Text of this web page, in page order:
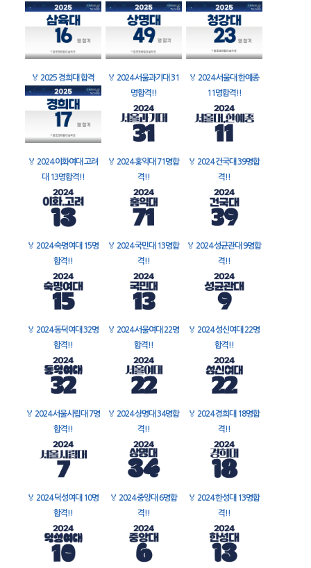
🏅 2025 경희대 합격 🏅 2024 서울과기대 31
명합격!!
🏅 2024 서울대 한예종
11명합격!!
🏅 2024 이화여대 고려
대 13명합격!!
🏅 2024 홍익대 71명합
격!!
🏅 2024 건국대 39명합
격!!
🏅 2024 숙명여대 15명
합격!!
🏅 2024 국민대 13명합
격!!
🏅 2024 성균관대 9명합
격!!
🏅 2024 동덕여대 32명
합격!!
🏅 2024 서울여대 22명
합격!!
🏅 2024 성신여대 22명
합격!!
🏅 2024 서울시립대 7명
합격!!
🏅 2024 상명대 34명합
격!!
🏅 2024 경희대 18명합
격!!
🏅 2024 덕성여대 10명
합격!!
🏅 2024 중앙대 6명합
격!!
🏅 2024 한성대 13명합
격!!